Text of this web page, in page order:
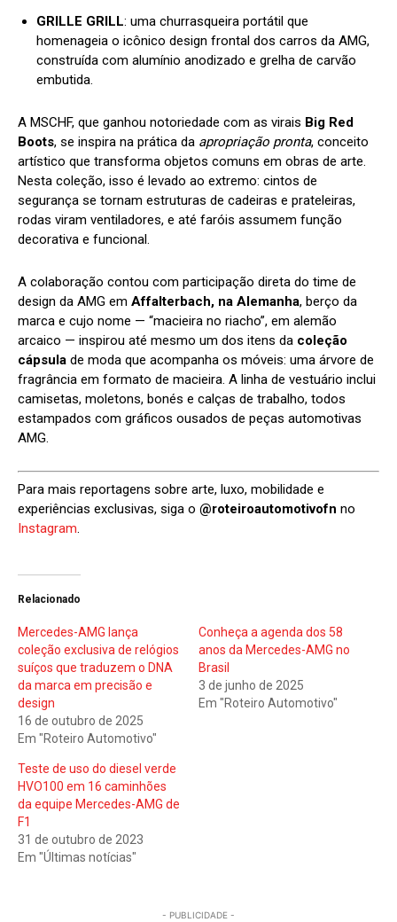
GRILLE GRILL: uma churrasqueira portátil que
homenageia o icônico design frontal dos carros da AMG,
construída com alumínio anodizado e grelha de carvão
embutida.
A MSCHF, que ganhou notoriedade com as virais Big Red
Boots, se inspira na prática da apropriação pronta, conceito
artístico que transforma objetos comuns em obras de arte.
Nesta coleção, isso é levado ao extremo: cintos de
segurança se tornam estruturas de cadeiras e prateleiras,
rodas viram ventiladores, e até faróis assumem função
decorativa e funcional.
A colaboração contou com participação direta do time de
design da AMG em Affalterbach, na Alemanha, berço da
marca e cujo nome — “macieira no riacho”, em alemão
arcaico — inspirou até mesmo um dos itens da coleção
cápsula de moda que acompanha os móveis: uma árvore de
fragrância em formato de macieira. A linha de vestuário inclui
camisetas, moletons, bonés e calças de trabalho, todos
estampados com gráficos ousados de peças automotivas
AMG.
Para mais reportagens sobre arte, luxo, mobilidade e
experiências exclusivas, siga o @roteiroautomotivofn no
Instagram
Relacionado
Mercedes-AMG lança
coleção exclusiva de relógios
suíços que traduzem o DNA
da marca em precisão e
design
16 de outubro de 2025
Em "Roteiro Automotivo"
Conheça a agenda dos 58
anos da Mercedes-AMG no
Brasil
3 de junho de 2025
Em "Roteiro Automotivo"
Teste de uso do diesel verde
HVO100 em 16 caminhões
da equipe Mercedes-AMG de
F1
31 de outubro de 2023
Em "Últimas notícias"
- PUBLICIDADE -